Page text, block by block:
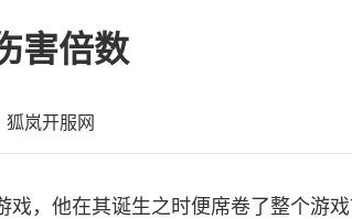
害倍数
狐岚开服网
戏，他在其诞生之时便席卷了整个游